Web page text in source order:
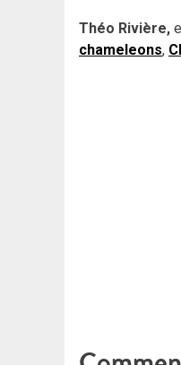
Théo Rivière,
chameleons,